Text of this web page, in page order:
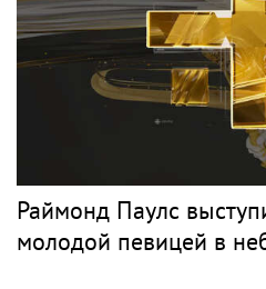
Раймонд Паулс
молодой певицей в